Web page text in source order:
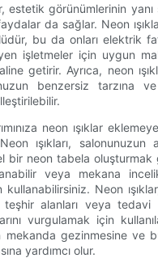
estetik görünümlerinin yanı
da sağlar. Neon
bu da onları elektrik
işletmeler için uygun
getirir. Ayrıca, neon
benzersiz tarzına
neon ışıklar
Neon ışıkları,
bir neon tabela
veya mekana
Neon
teşhir alanları veya tedavi
vurgulamak için
mekanda gezinmesine ve
yardımcı olur.